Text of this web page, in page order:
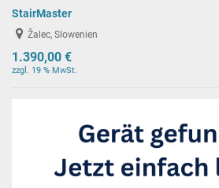
StairMaster
Žalec, Slowenien
1.390,00 €
zzgl. 19 % MwSt.